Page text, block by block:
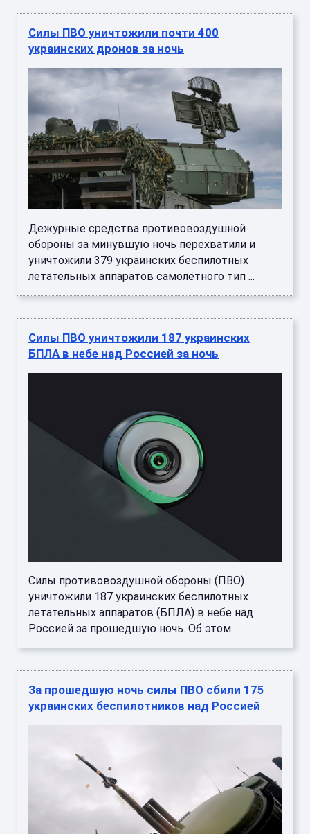
Силы ПВО уничтожили почти 400
украинских дронов за ночь
Дежурные средства противовоздушной
обороны за минувшую ночь перехватили и
уничтожили 379 украинских беспилотных
летательных аппаратов самолётного тип ...
Силы ПВО уничтожили 187 украинских
БПЛА в небе над Россией за ночь
Силы противовоздушной обороны (ПВО)
уничтожили 187 украинских беспилотных
летательных аппаратов (БПЛА) в небе над
Россией за прошедшую ночь. Об этом ...
За прошедшую ночь силы ПВО сбили 175
украинских беспилотников над Россией